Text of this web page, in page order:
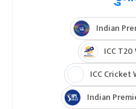
Indian
ICC
ICC Cricket
Indian